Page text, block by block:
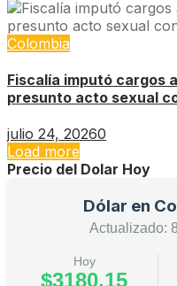
Colombia
Fiscalía imputó cargos
presunto acto sexual
julio 24, 20260
Load more
Precio del Dolar Hoy
Dólar en
Actualizado:
Hoy
$3180.15